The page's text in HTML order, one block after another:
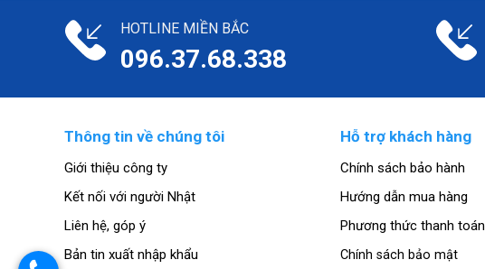
HOTLINE MIỀN BẮC
096.37.68.338
Thông tin về chúng tôi
Giới thiệu công ty
Kết nối với người Nhật
Liên hệ, góp ý
Bản tin xuất nhập khẩu
Hỗ trợ khách hàng
Chính sách bảo hành
Hướng dẫn mua hàng
Phương thức thanh toán
Chính sách bảo mật